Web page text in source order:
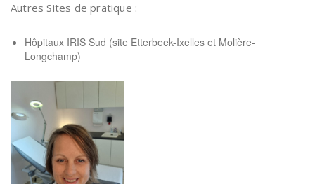
Autres Sites de pratique :
Hôpitaux IRIS Sud (site Etterbeek-Ixelles et Molière-
Longchamp)